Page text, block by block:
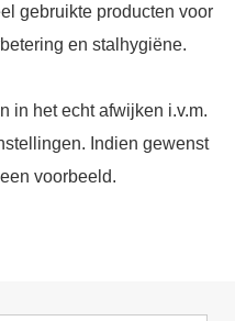
gebruikte producten voor
en stalhygiëne.
in het echt afwijken i.v.m.
Indien gewenst
voorbeeld.